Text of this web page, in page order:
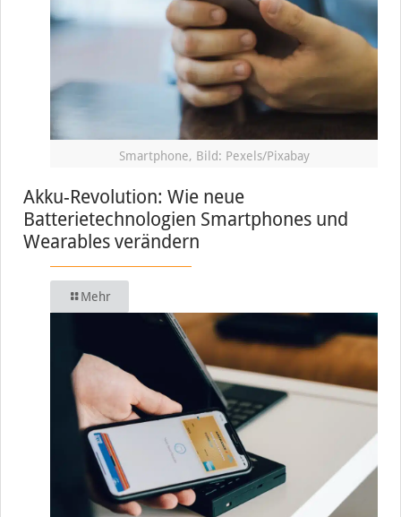
Smartphone, Bild: Pexels/Pixabay
Akku-Revolution: Wie neue
Batterietechnologien Smartphones und
Wearables verändern
Mehr